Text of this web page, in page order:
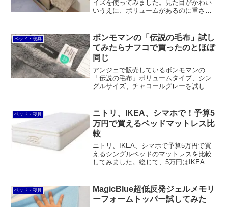
イズを使ってみました。見た目がかわい
いうえに、ボリュームがあるのに重さを
ッサージチェアに最適です。
ベッド・寝具
ボンモマンの「伝説の毛布」試し
てみたらナフコで買ったのとほぼ
同じ
アンジェで販売しているボンモマンの
「伝説の毛布」ボリュームタイプ、シン
グルサイズ、チャコールグレーを試して
21スタイルで買った毛布と厚みも重量も
手触りも違いが分からないレベルです。
ベッド・寝具
ニトリ、IKEA、シマホで！予算5
万円で買えるベッドマットレス比
較
ニトリ、IKEA、シマホで予算5万円で買
えるシングルベッドのマットレスを比較
してみました。総じて、5万円はIKEAで
だけで、決してIKEAやニトリが安いわけ
ではないことが分かります。
ベッド・寝具
MagicBlue超低反発ジェルメモリ
ーフォームトッパー試してみた